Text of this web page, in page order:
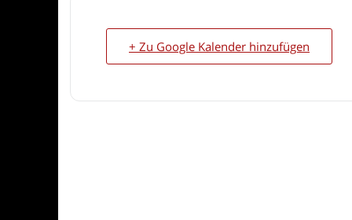
+ Zu Google Kalender hinzufügen